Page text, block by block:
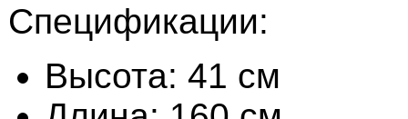
Спецификации:
Высота: 41 см